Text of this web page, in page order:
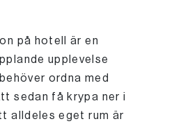
på hotell är en
upplevelse
ordna med
sedan få krypa ner i
alldeles eget rum är